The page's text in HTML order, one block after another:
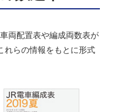
両配置表や編成両数表が
れらの情報をもとに形式